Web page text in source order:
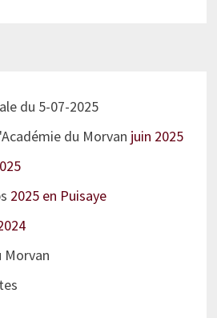
du 5-07-2025
du Morvan juin 2025
2025 en Puisaye
Morvan